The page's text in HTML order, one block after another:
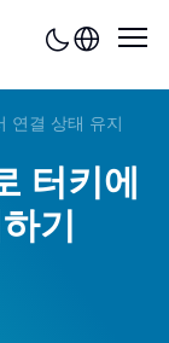
연결 상태 유지
터키에
기